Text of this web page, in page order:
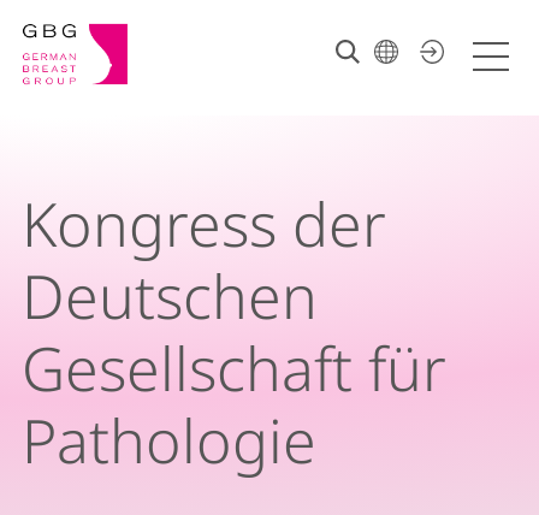
Kongress der
Deutschen
Gesellschaft für
Pathologie